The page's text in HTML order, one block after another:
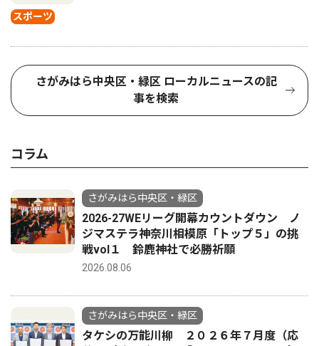
スポーツ
さがみはら中央区・緑区 ローカルニュースの記
事を検索
コラム
さがみはら中央区・緑区
2026-27WEリーグ開幕カウントダウン ノ
ジマステラ神奈川相模原「トップ５」の挑
戦vol１ 鈴鹿神社で必勝祈願
2026.08.06
さがみはら中央区・緑区
タケシの万能川柳 ２０２６年７月度（応